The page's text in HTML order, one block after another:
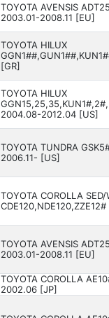
TOYOTA AVENSIS
2003.01-2008.11 [EU]
TOYOTA HILUX
[GR]
TOYOTA HILUX
200­4.08-2012.04 [US]
TOYOTA TUNDRA
2006.11- [US]
TOYOTA COROLLA
TOYOTA AVENSIS
2003.01-2008.11 [EU]
TOYOTA COROLLA
2002.06 [JP]